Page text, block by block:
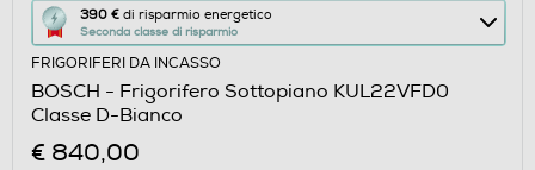
390 € di risparmio energetico
Seconda classe di risparmio
Questa
azione
aprirà
il
Calcolatore
di
FRIGORIFERI DA INCASSO
BOSCH - Frigorifero Sottopiano KUL22VFD0
Classe D-Bianco
€ 840,00